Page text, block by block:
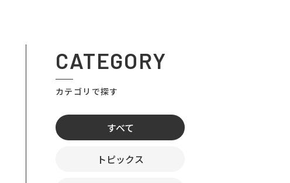
CATEGORY
カテゴリで探す
すべて
トピックス